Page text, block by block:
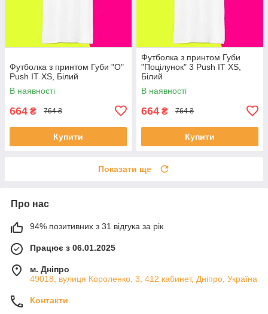
Футболка з принтом Губи "О"
Push IT XS, Білий
В наявності
664 ₴ 764 ₴
Купити
Футболка з принтом Губи
"Поцілунок" 3 Push IT XS,
Білий
В наявності
664 ₴ 764 ₴
Купити
Показати ще
Про нас
94% позитивних з 31 відгука за рік
Працює з 06.01.2025
м. Дніпро
49018, вулиця Короленко, 3, 412 кабинет, Дніпро, Україна
Контакти